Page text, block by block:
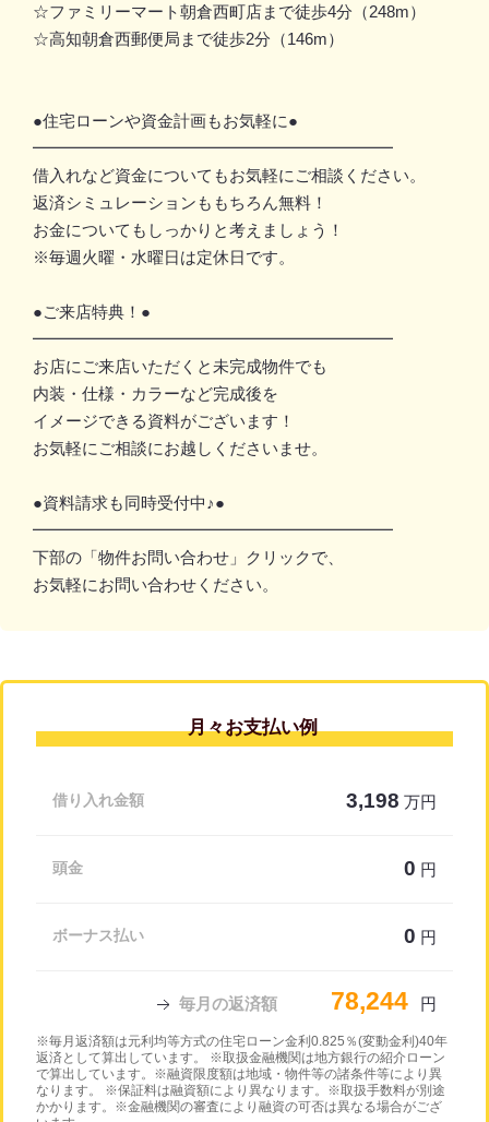
☆ファミリーマート朝倉西町店まで徒歩4分（248m）
☆高知朝倉西郵便局まで徒歩2分（146m）
●住宅ローンや資金計画もお気軽に●
━━━━━━━━━━━━━━━━━━━━━━
借入れなど資金についてもお気軽にご相談ください。
返済シミュレーションももちろん無料！
お金についてもしっかりと考えましょう！
※毎週火曜・水曜日は定休日です。
●ご来店特典！●
━━━━━━━━━━━━━━━━━━━━━━
お店にご来店いただくと未完成物件でも
内装・仕様・カラーなど完成後を
イメージできる資料がございます！
お気軽にご相談にお越しくださいませ。
●資料請求も同時受付中♪●
━━━━━━━━━━━━━━━━━━━━━━
下部の「物件お問い合わせ」クリックで、
お気軽にお問い合わせください。
月々お支払い例
借り入れ金額 3,198 万円
頭金 0 円
ボーナス払い 0 円
毎月の返済額 78,244 円
※毎月返済額は元利均等方式の住宅ローン金利0.825％(変動金利)40年
返済として算出しています。 ※取扱金融機関は地方銀行の紹介ローン
で算出しています。※融資限度額は地域・物件等の諸条件等により異
なります。 ※保証料は融資額により異なります。※取扱手数料が別途
かかります。※金融機関の審査により融資の可否は異なる場合がござ